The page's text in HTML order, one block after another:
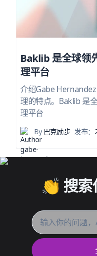
Baklib 是全球领
理平台
介绍Gabe
理的特点。Baklib 是
理平台
By巴克励步 发布：
👏 搜索